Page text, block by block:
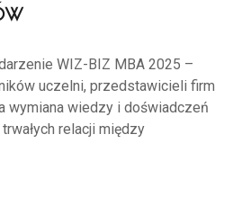
WIZ-BIZ MBA 2025 –
uczelni, przedstawicieli firm
wymiana wiedzy i doświadczeń
relacji między